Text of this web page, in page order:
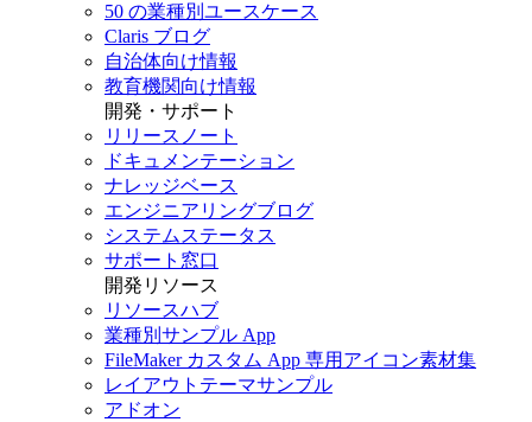
50 の業種別ユースケース
Claris ブログ
自治体向け情報
教育機関向け情報
開発・サポート
リリースノート
ドキュメンテーション
ナレッジベース
エンジニアリングブログ
システムステータス
サポート窓口
開発リソース
リソースハブ
業種別サンプル App
FileMaker カスタム App 専用アイコン素材集
レイアウトテーマサンプル
アドオン